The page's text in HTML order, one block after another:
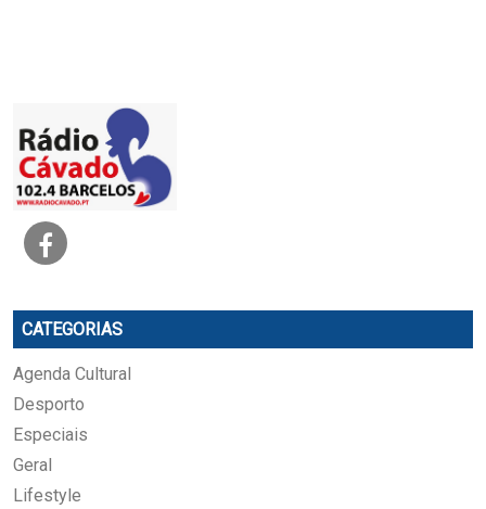
CATEGORIAS
Agenda Cultural
Desporto
Especiais
Geral
Lifestyle